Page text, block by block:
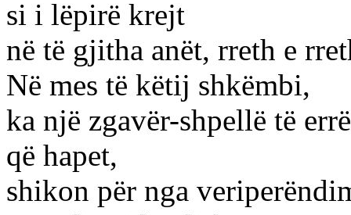
si i lëpirë krejt
në të gjitha anët, rreth e
Në mes të këtij shkëmbi,
ka një zgavër-shpellë të
që hapet,
shikon për nga